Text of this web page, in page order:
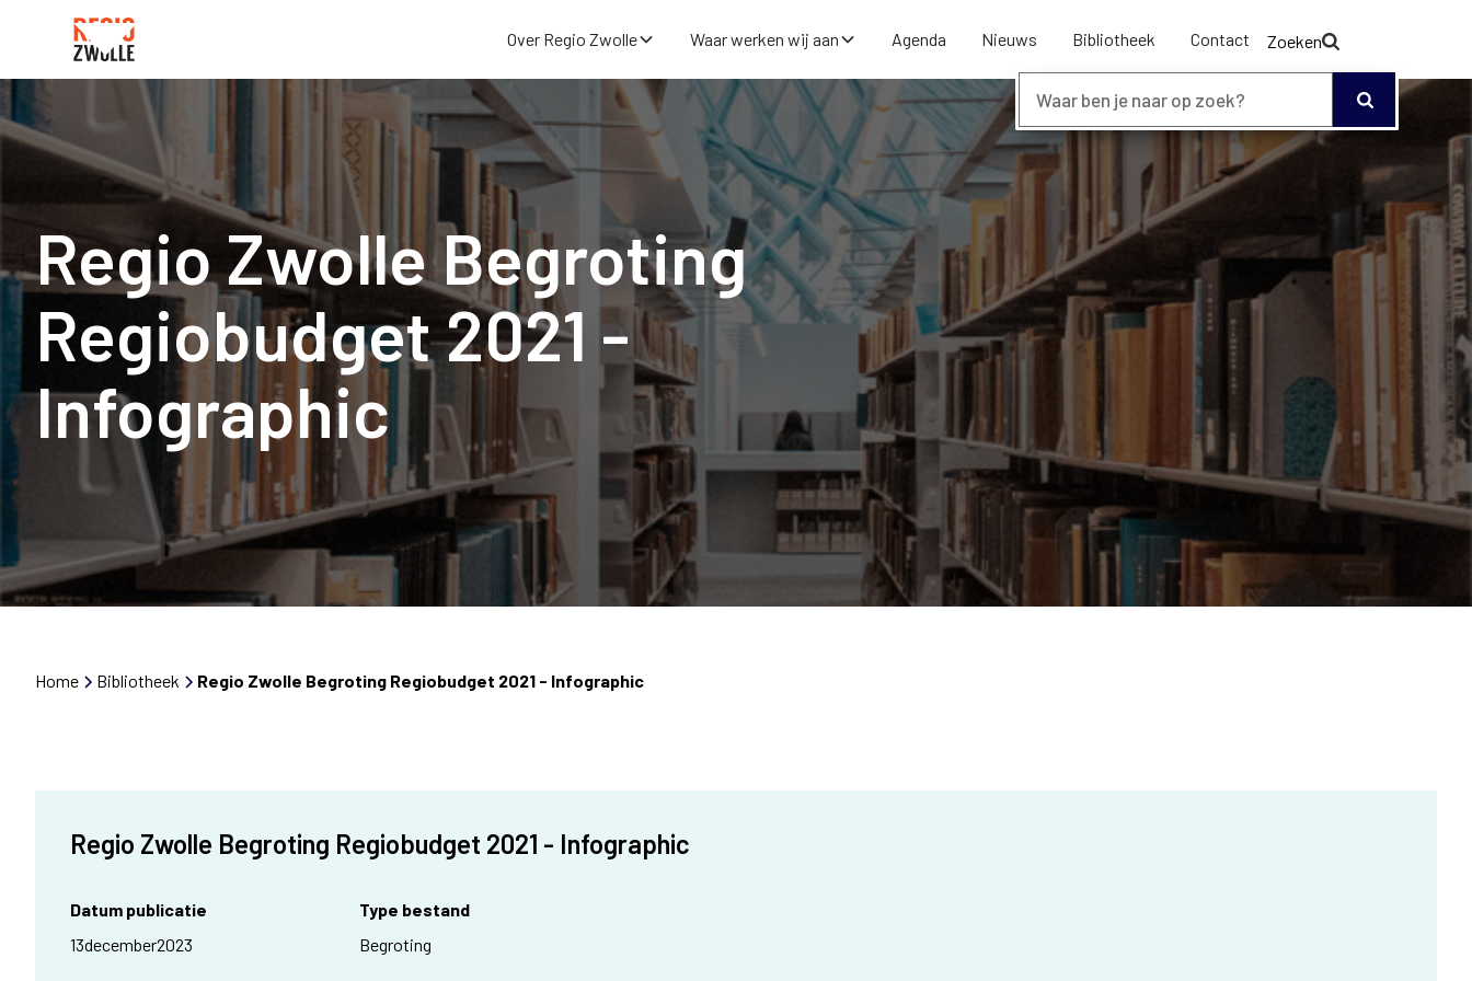
Over Regio Zwolle Waar werken wij aan Agenda Nieuws Bibliotheek Contact Zoeken
Regio Zwolle Begroting
Regiobudget 2021 -
Infographic
Home Bibliotheek Regio Zwolle Begroting Regiobudget 2021 - Infographic
Regio Zwolle Begroting Regiobudget 2021 - Infographic
Datum publicatie
13december2023
Type bestand
Begroting